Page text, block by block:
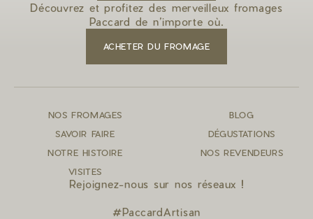
Découvrez et profitez des merveilleux fromages
Paccard de n’importe où.
ACHETER DU FROMAGE
NOS FROMAGES
BLOG
SAVOIR FAIRE
DÉGUSTATIONS
NOTRE HISTOIRE
NOS REVENDEURS
VISITES
Rejoignez-nous sur nos réseaux !
#PaccardArtisan